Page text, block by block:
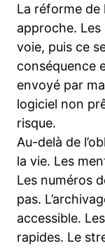
La réforme
approche.
voie, puis ce
conséquence
envoyé par
logiciel non
risque.
Au-delà de
la vie. Les
Les numéros
pas.
accessible.
rapides. Le